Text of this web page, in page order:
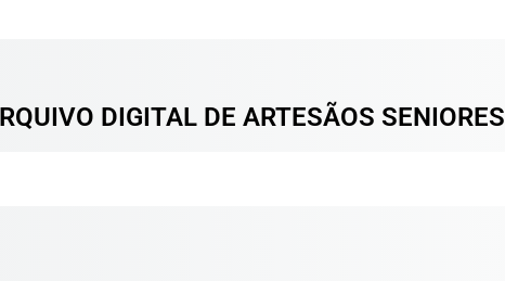
DIGITAL DE ARTESÃOS SENIORES